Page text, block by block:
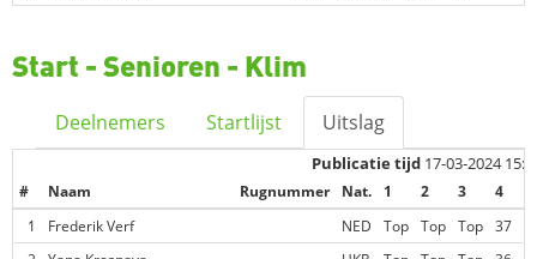
Start - Senioren - Klim
Deelnemers Startlijst Uitslag
Publicatie tijd 17-03-2024
# Naam Rugnummer Nat. 1 2 3 4
1
Frederik Verf NED Top Top Top 37